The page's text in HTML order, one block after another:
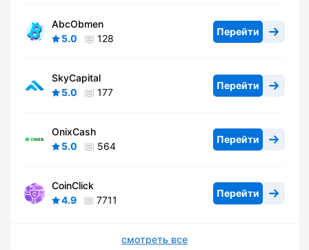
AbcObmen
5.0
128
Перейти
SkyCapital
5.0
177
Перейти
OnixCash
5.0
564
Перейти
CoinClick
4.9
7711
Перейти
смотреть все